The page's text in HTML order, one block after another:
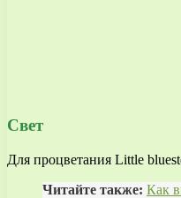
Свет
Для процветания Little
Читайте также: Как